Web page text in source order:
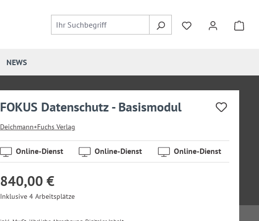
NEWS
FOKUS Datenschutz - Basismodul
Deichmann+Fuchs Verlag
Online-Dienst Online-Dienst Online-Dienst
840,00 €
Inklusive 4 Arbeitsplätze